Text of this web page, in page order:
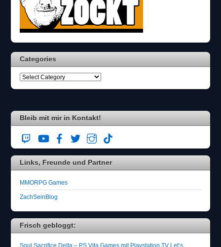
Categories
Bleib mit mir in Kontakt!
Links, Freunde und Partner
MMORPG Games
ZachSeinBlog
Frisch gebloggt:
Soul Sacrifice Delta – PS Vita Games mit Playstation TV Let’s